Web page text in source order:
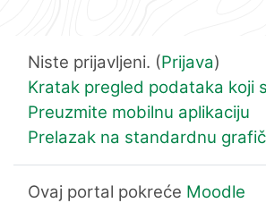
Niste prijavljeni. (Prijava)
Kratak pregled podataka koji
Preuzmite mobilnu aplikaciju
Prelazak na standardnu
Ovaj portal pokreće Moodle